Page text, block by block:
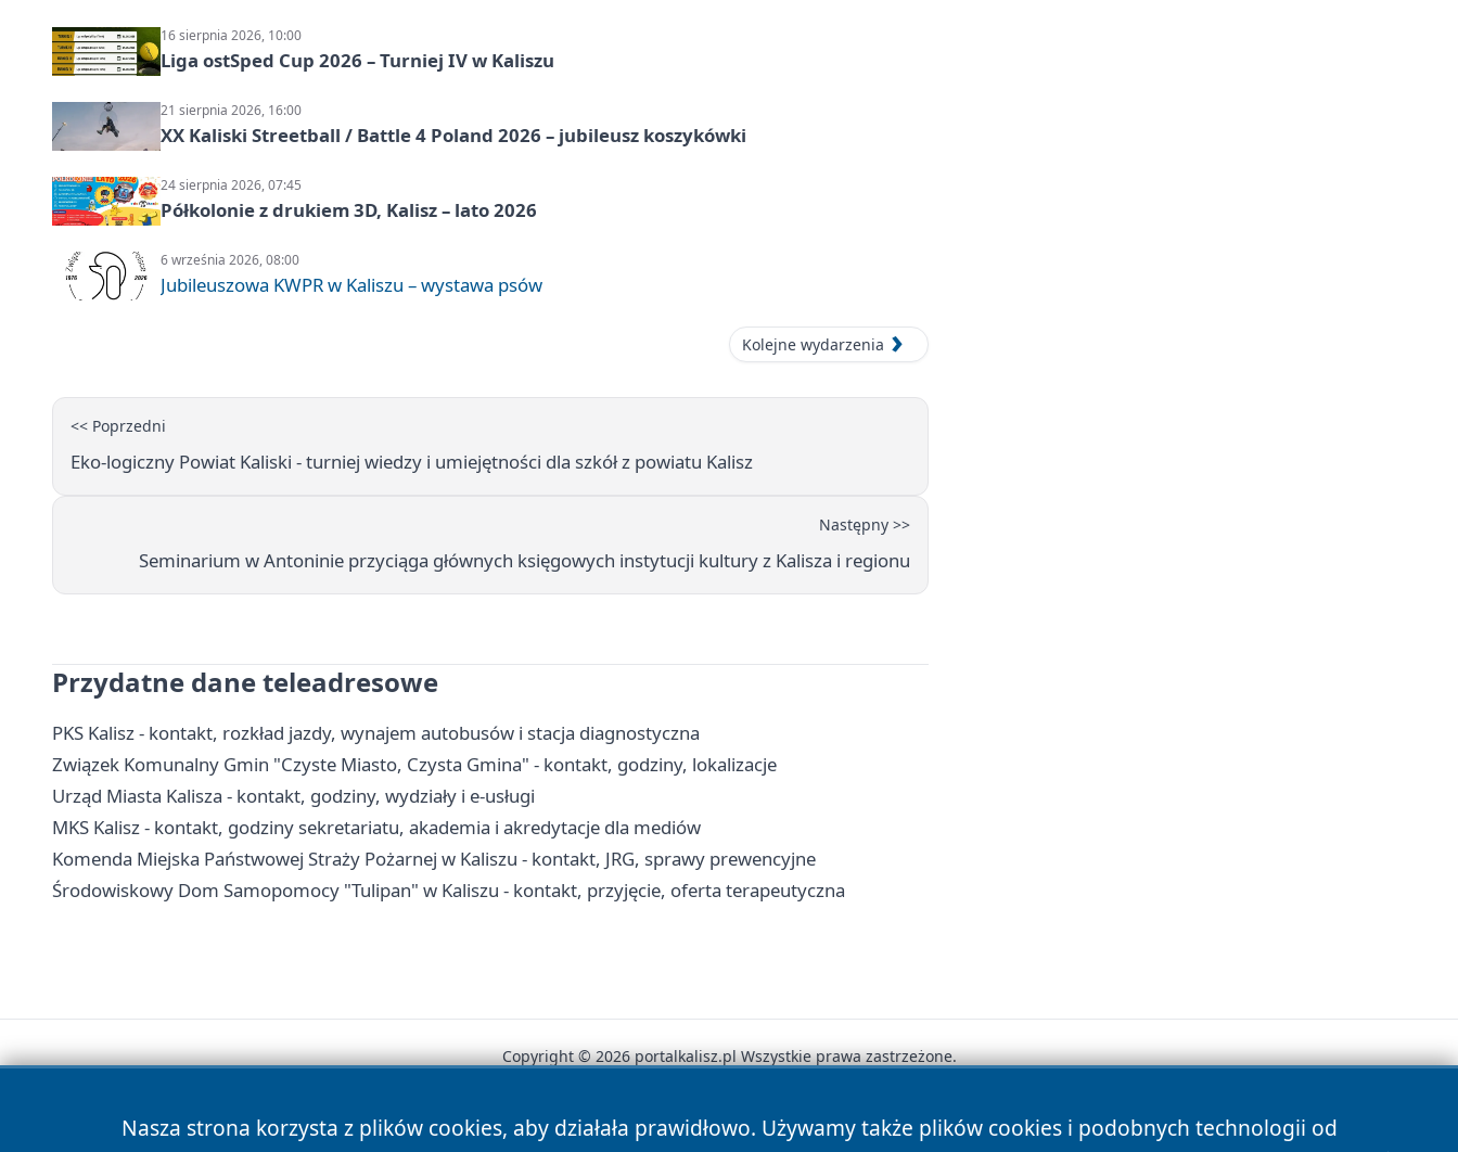
16 sierpnia 2026, 10:00
Liga ostSped Cup 2026 – Turniej IV w Kaliszu
21 sierpnia 2026, 16:00
XX Kaliski Streetball / Battle 4 Poland 2026 – jubileusz koszykówki
24 sierpnia 2026, 07:45
Półkolonie z drukiem 3D, Kalisz – lato 2026
6 września 2026, 08:00
Jubileuszowa KWPR w Kaliszu – wystawa psów
Kolejne wydarzenia
<< Poprzedni
Eko-logiczny Powiat Kaliski - turniej wiedzy i umiejętności dla szkół z powiatu Kalisz
Następny >>
Seminarium w Antoninie przyciąga głównych księgowych instytucji kultury z Kalisza i regionu
Przydatne dane teleadresowe
PKS Kalisz - kontakt, rozkład jazdy, wynajem autobusów i stacja diagnostyczna
Związek Komunalny Gmin "Czyste Miasto, Czysta Gmina" - kontakt, godziny, lokalizacje
Urząd Miasta Kalisza - kontakt, godziny, wydziały i e-usługi
MKS Kalisz - kontakt, godziny sekretariatu, akademia i akredytacje dla mediów
Komenda Miejska Państwowej Straży Pożarnej w Kaliszu - kontakt, JRG, sprawy prewencyjne
Środowiskowy Dom Samopomocy "Tulipan" w Kaliszu - kontakt, przyjęcie, oferta terapeutyczna
Nasza strona korzysta z plików cookies, aby działała prawidłowo. Używamy także plików cookies i podobnych technologii od
Copyright © 2026 portalkalisz.pl Wszystkie prawa zastrzeżone.
News Autorzy Polityka Prywatności Polityka Cookies